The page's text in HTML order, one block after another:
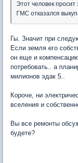
Этот человек
ГМС отказался
Гы. Значит при
Если земля его
он еще и
потребовать.. а
милионов эдак 5..
Короче, ни
вселения и
Вы все ремонты
будете?